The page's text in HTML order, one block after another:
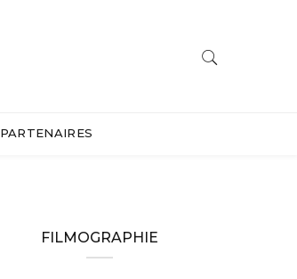
PARTENAIRES
FILMOGRAPHIE